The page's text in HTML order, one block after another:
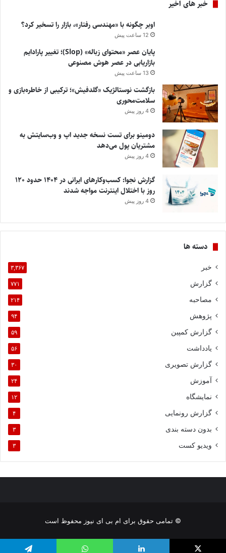
خبر های اخیر
اوبر چگونه با «مهندسی رفتار»، بازار را تسخیر کرد؟
12 ساعت پیش
پایان عصر «محتوای زباله» (Slop)؛ تغییر پارادایم
بازاریابی در عصر هوش مصنوعی
13 ساعت پیش
بازگشت نوستالژیک «گلدفیش»؛ ترکیبی از خاطره‌بازی و
سلامت‌محوری
4 روز پیش
دومینو برای تست نسخه جدید اپ و وب‌سایتش به
مشتریان پول می‌دهد
4 روز پیش
گزارش نجوا: کسب‌وکارهای ایرانی در ۱۴۰۴ حدود ۱۲۰
روز با اختلال اینترنت مواجه شدند
4 روز پیش
دسته ها
خبر ۳,۳۶۷
گزارش ۷۷۱
مصاحبه ۲۱۴
پژوهش ۹۴
گزارش کمپین ۵۹
یادداشت ۵۶
گزارش تصویری ۳۰
آموزش ۲۴
نمایشگاه ۱۲
گزارش رونمایی ۴
بدون دسته بندی ۳
ویدیو کست ۳
© تمامی حقوق برای ام بی ای نیوز محفوظ است